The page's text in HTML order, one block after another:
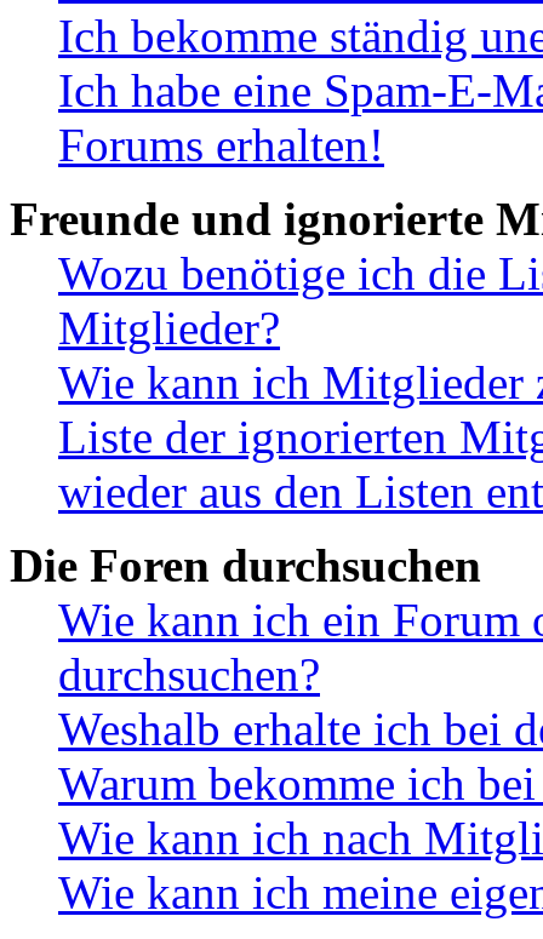
Ich bekomme ständig
Ich habe eine Spam-E-
Forums erhalten!
Freunde und ignorierte
Wozu benötige ich die
Mitglieder?
Wie kann ich Mitglieder
Liste der ignorierten
wieder aus den Listen
Die Foren durchsuchen
Wie kann ich ein Forum
durchsuchen?
Weshalb erhalte ich bei
Warum bekomme ich
Wie kann ich nach
Wie kann ich meine